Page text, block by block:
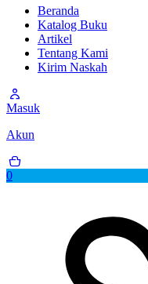
Beranda
Katalog Buku
Artikel
Tentang Kami
Kirim Naskah
Masuk
Akun
0